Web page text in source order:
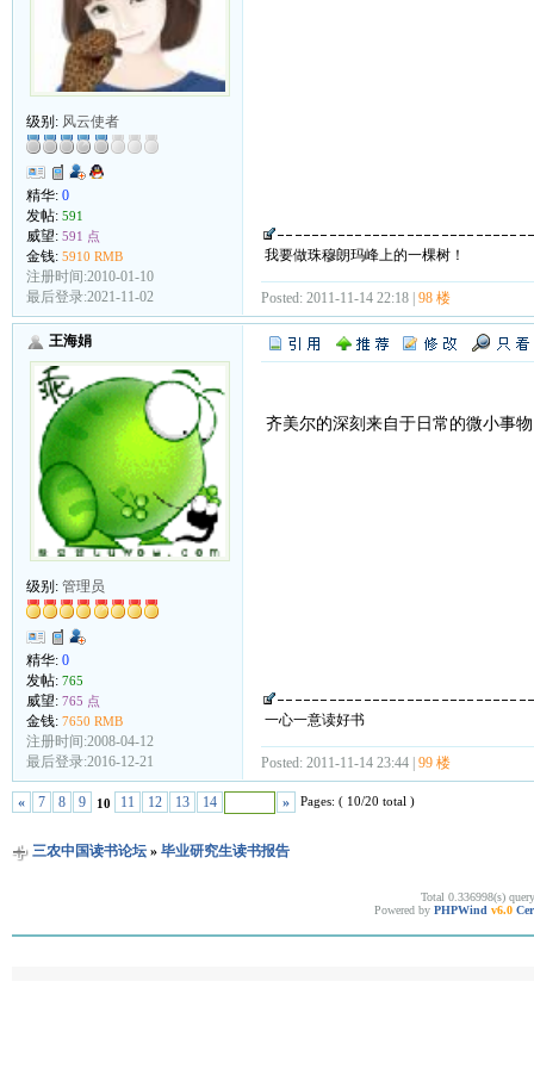
级别: 风云使者
精华: 0
发帖: 591
威望: 591 点
金钱: 5910 RMB
注册时间:2010-01-10
最后登录:2021-11-02
我要做珠穆朗玛峰上的一棵树！
Posted: 2011-11-14 22:18 | 98 楼
王海娟
级别: 管理员
精华: 0
发帖: 765
威望: 765 点
金钱: 7650 RMB
注册时间:2008-04-12
最后登录:2016-12-21
齐美尔的深刻来自于日常的微小事
一心一意读好书
Posted: 2011-11-14 23:44 | 99 楼
« 7 8 9 10 11 12 13 14 » Pages: ( 10/20 total )
三农中国读书论坛» 毕业研究生读书报告
Total 0.336998(s)
Powered by PHPWind v6.0